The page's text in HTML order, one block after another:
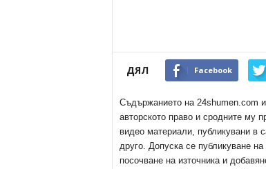
ДЯЛ Facebook
Съдържанието на 24shumen.com и
авторското право и сродните му
видео материали, публикувани в
друго. Допуска се публикуване
посочване на източника и